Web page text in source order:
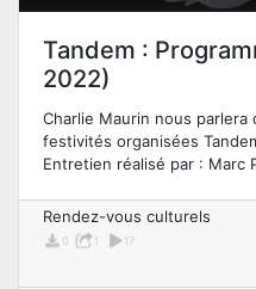
Tandem :
2022)
Charlie Maurin nous
festivités organisées
Entretien réalisé par : Marc
Rendez-vous culturels
0 1 17